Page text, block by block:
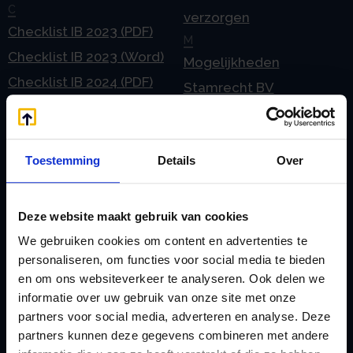
Toestemming Details Over
Deze website maakt gebruik van cookies
We gebruiken cookies om content en advertenties te
personaliseren, om functies voor social media te bieden
en om ons websiteverkeer te analyseren. Ook delen we
informatie over uw gebruik van onze site met onze
partners voor social media, adverteren en analyse. Deze
partners kunnen deze gegevens combineren met andere
C
Checklist IB 2023 (PDF)
Checklist IB 2023 (Word)
Checklist IB 2024 (PDF)
Checklist IB 2024 (Word)
Checklist IB 2025 (Word)
Contact
eHerkenning voor uw
Stamrecht BV
Emigratie
Emigratie Pensioen BV
Fiscale waardering
verzorgen
M
Mogelijkheden
Stamrecht BV
Ontbinden Stamrecht
Stamrecht BV
Oprichten BV door
StamrechtBV.com
Overdracht vanuit
banksparen